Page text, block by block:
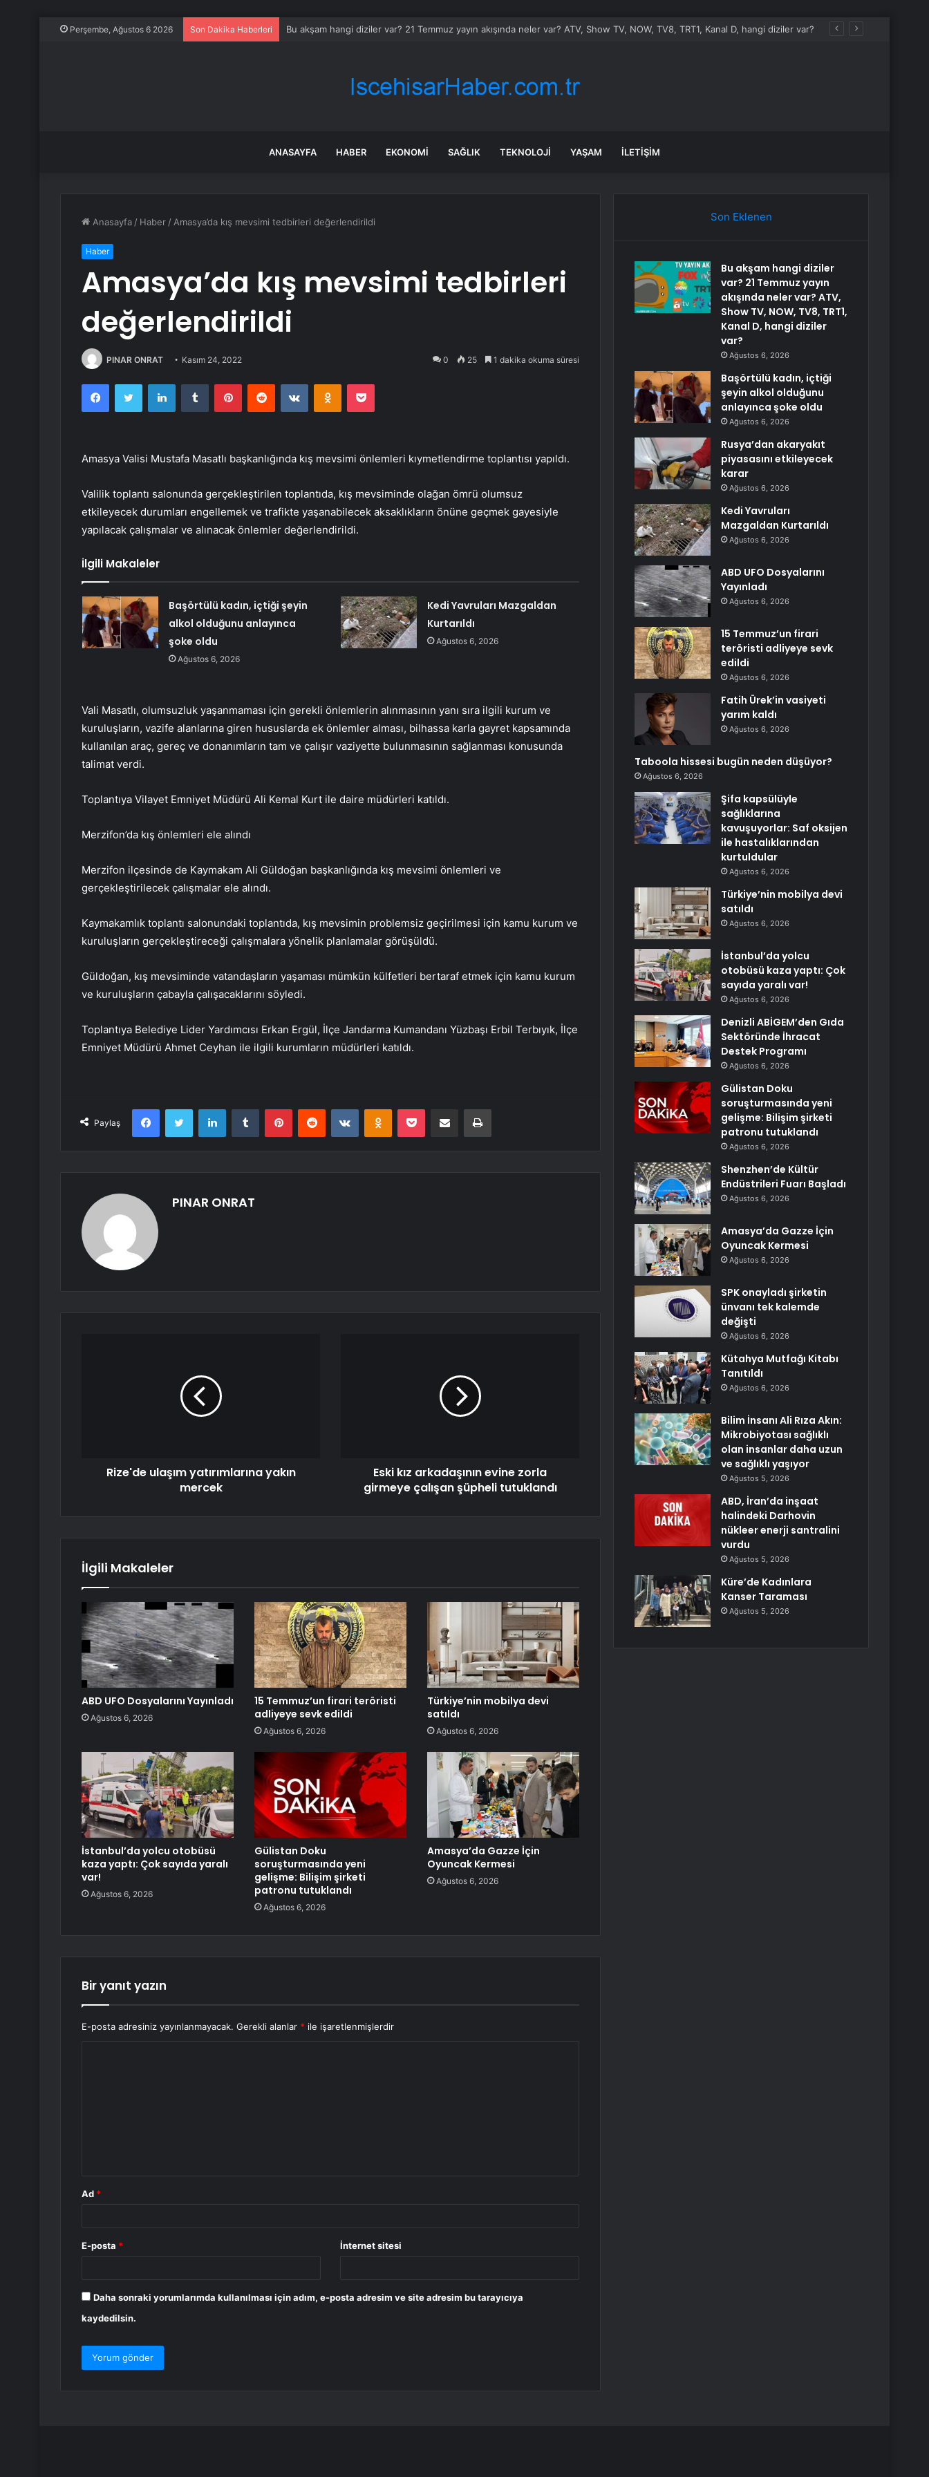
Perşembe, Ağustos 6 2026 Son Dakika Haberleri Bu akşam hangi diziler var? 21 Temmuz yayın akışında neler var? ATV, Show TV, NOW, TV8, TRT1, Kanal D, hangi diziler var?
ANASAYFA HABER EKONOMI SAĞLIK TEKNOLOJI YAŞAM İLETIŞIM
Anasayfa / Haber / Amasya’da kış mevsimi tedbirleri değerlendirildi
Haber
Amasya’da kış mevsimi tedbirleri
değerlendirildi
PINAR ONRAT Kasım 24, 2022 0 25 1 dakika okuma süresi
FacebookTwitter LinkedInTumblr PinterestReddit VKontakteOdnoklassniki
Pocket
Amasya Valisi Mustafa Masatlı başkanlığında kış mevsimi önlemleri kıymetlendirme toplantısı yapıldı.
Valilik toplantı salonunda gerçekleştirilen toplantıda, kış mevsiminde olağan ömrü olumsuz
etkileyecek durumları engellemek ve trafikte yaşanabilecek aksaklıkların önüne geçmek gayesiyle
yapılacak çalışmalar ve alınacak önlemler değerlendirildi.
İlgili Makaleler
Başörtülü kadın, içtiği şeyin
alkol olduğunu anlayınca
şoke oldu
Ağustos 6, 2026
Kedi Yavruları Mazgaldan
Kurtarıldı
Ağustos 6, 2026
Vali Masatlı, olumsuzluk yaşanmaması için gerekli önlemlerin alınmasının yanı sıra ilgili kurum ve
kuruluşların, vazife alanlarına giren hususlarda ek önlemler alması, bilhassa karla gayret kapsamında
kullanılan araç, gereç ve donanımların tam ve çalışır vaziyette bulunmasının sağlanması konusunda
talimat verdi.
Toplantıya Vilayet Emniyet Müdürü Ali Kemal Kurt ile daire müdürleri katıldı.
Merzifon’da kış önlemleri ele alındı
Merzifon ilçesinde de Kaymakam Ali Güldoğan başkanlığında kış mevsimi önlemleri ve
gerçekleştirilecek çalışmalar ele alındı.
Kaymakamlık toplantı salonundaki toplantıda, kış mevsimin problemsiz geçirilmesi için kamu kurum ve
kuruluşların gerçekleştireceği çalışmalara yönelik planlamalar görüşüldü.
Güldoğan, kış mevsiminde vatandaşların yaşaması mümkün külfetleri bertaraf etmek için kamu kurum
ve kuruluşların çabayla çalışacaklarını söyledi.
Toplantıya Belediye Lider Yardımcısı Erkan Ergül, İlçe Jandarma Kumandanı Yüzbaşı Erbil Terbıyık, İlçe
Emniyet Müdürü Ahmet Ceyhan ile ilgili kurumların müdürleri katıldı.
Paylaş
FacebookTwitter LinkedInTumblr PinterestReddit VKontakteOdnoklassniki
Pocket E-Posta ile paylaş Yazdır
PINAR ONRAT
Rize'de ulaşım yatırımlarına yakın
mercek
Eski kız arkadaşının evine zorla
girmeye çalışan şüpheli tutuklandı
İlgili Makaleler
ABD UFO Dosyalarını Yayınladı
Ağustos 6, 2026
15 Temmuz’un firari teröristi
adliyeye sevk edildi
Ağustos 6, 2026
Türkiye’nin mobilya devi
satıldı
Ağustos 6, 2026
İstanbul’da yolcu otobüsü
kaza yaptı: Çok sayıda yaralı
var!
Ağustos 6, 2026
Gülistan Doku
soruşturmasında yeni
gelişme: Bilişim şirketi
patronu tutuklandı
Ağustos 6, 2026
Amasya’da Gazze İçin
Oyuncak Kermesi
Ağustos 6, 2026
Bir yanıt yazın
E-posta adresiniz yayınlanmayacak. Gerekli alanlar * ile işaretlenmişlerdir
Ad *
E-posta * İnternet sitesi
Daha sonraki yorumlarımda kullanılması için adım, e-posta adresim ve site adresim bu tarayıcıya
kaydedilsin.
Son Eklenen
Bu akşam hangi diziler
var? 21 Temmuz yayın
akışında neler var? ATV,
Show TV, NOW, TV8, TRT1,
Kanal D, hangi diziler
var?
Ağustos 6, 2026
Başörtülü kadın, içtiği
şeyin alkol olduğunu
anlayınca şoke oldu
Ağustos 6, 2026
Rusya’dan akaryakıt
piyasasını etkileyecek
karar
Ağustos 6, 2026
Kedi Yavruları
Mazgaldan Kurtarıldı
Ağustos 6, 2026
ABD UFO Dosyalarını
Yayınladı
Ağustos 6, 2026
15 Temmuz’un firari
teröristi adliyeye sevk
edildi
Ağustos 6, 2026
Fatih Ürek’in vasiyeti
yarım kaldı
Ağustos 6, 2026
Taboola hissesi bugün neden düşüyor?
Ağustos 6, 2026
Şifa kapsülüyle
sağlıklarına
kavuşuyorlar: Saf oksijen
ile hastalıklarından
kurtuldular
Ağustos 6, 2026
Türkiye’nin mobilya devi
satıldı
Ağustos 6, 2026
İstanbul’da yolcu
otobüsü kaza yaptı: Çok
sayıda yaralı var!
Ağustos 6, 2026
Denizli ABİGEM’den Gıda
Sektöründe İhracat
Destek Programı
Ağustos 6, 2026
Gülistan Doku
soruşturmasında yeni
gelişme: Bilişim şirketi
patronu tutuklandı
Ağustos 6, 2026
Shenzhen’de Kültür
Endüstrileri Fuarı Başladı
Ağustos 6, 2026
Amasya’da Gazze İçin
Oyuncak Kermesi
Ağustos 6, 2026
SPK onayladı şirketin
ünvanı tek kalemde
değişti
Ağustos 6, 2026
Kütahya Mutfağı Kitabı
Tanıtıldı
Ağustos 6, 2026
Bilim İnsanı Ali Rıza Akın:
Mikrobiyotası sağlıklı
olan insanlar daha uzun
ve sağlıklı yaşıyor
Ağustos 5, 2026
ABD, İran’da inşaat
halindeki Darhovin
nükleer enerji santralini
vurdu
Ağustos 5, 2026
Küre’de Kadınlara
Kanser Taraması
Ağustos 5, 2026